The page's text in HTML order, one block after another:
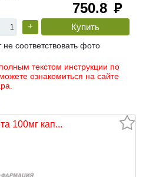
750.8 руб
+
соответствовать фото
текстом инструкции по
ознакомиться на сайте
100мг кап...